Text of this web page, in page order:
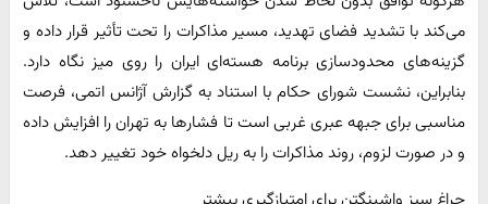
می‌کند با تشدید فضای تهدید، مسیر مذاکرات را تحت تأثیر قرار داده و
گزینه‌های محدودسازی برنامه هسته‌ای ایران را روی میز نگاه دارد.
بنابراین، نشست شورای حکام با استناد به گزارش آژانس اتمی، فرصت
مناسبی برای جبهه عبری غربی است تا ‌فشارها به تهران را افزایش داده
و در صورت لزوم، روند مذاکرات را به ریل دلخواه خود تغییر دهد. ‌